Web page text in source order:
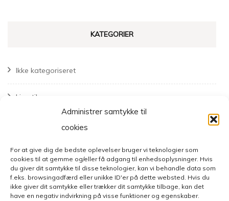
Administrer samtykke til
cookies
For at give dig de bedste oplevelser bruger vi teknologier som
cookies til at gemme og/eller få adgang til enhedsoplysninger. Hvis
du giver dit samtykke til disse teknologier, kan vi behandle data som
f.eks. browsingadfærd eller unikke ID'er på dette websted. Hvis du
ikke giver dit samtykke eller trækker dit samtykke tilbage, kan det
have en negativ indvirkning på visse funktioner og egenskaber.
KATEGORIER
Ikke kategoriseret
Livsstil